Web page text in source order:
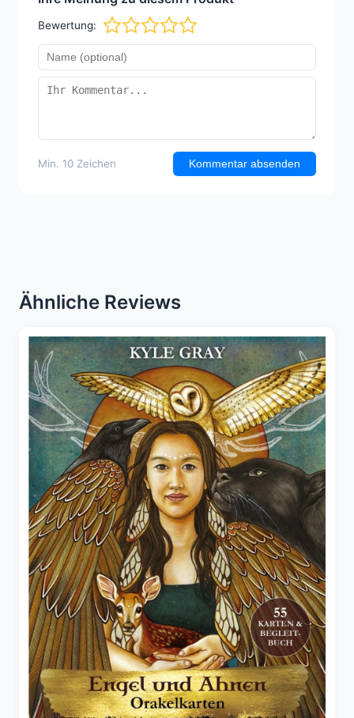
Bewertung:
Min. 10 Zeichen Kommentar absenden
Ähnliche Reviews